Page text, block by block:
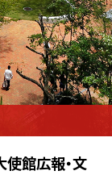
使館広報・文